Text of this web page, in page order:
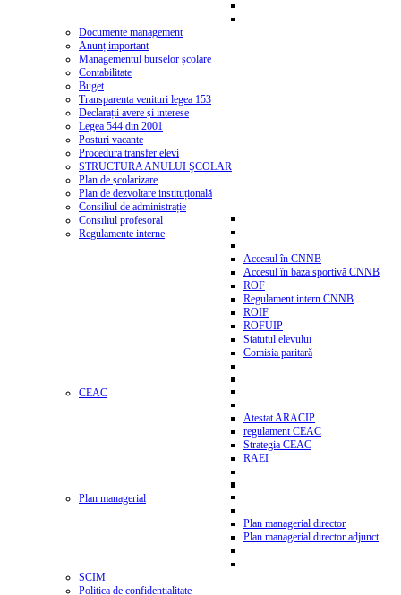
Documente management
Anunț important
Managementul burselor școlare
Contabilitate
Buget
Transparenta venituri legea 153
Declarații avere și interese
Legea 544 din 2001
Posturi vacante
Procedura transfer elevi
STRUCTURA ANULUI ŞCOLAR
Plan de școlarizare
Plan de dezvoltare instituțională
Consiliul de administrație
Consiliul profesoral
Regulamente interne
Accesul în CNNB
Accesul în baza sportivă CNNB
ROF
Regulament intern CNNB
ROIF
ROFUIP
Statutul elevului
Comisia paritară
CEAC
Atestat ARACIP
regulament CEAC
Strategia CEAC
RAEI
Plan managerial
Plan managerial director
Plan managerial director adjunct
SCIM
Politica de confidentialitate